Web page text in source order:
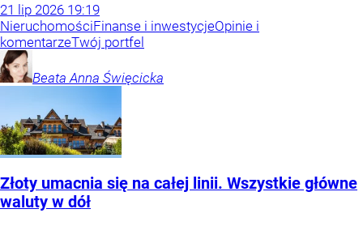
21 lip 2026 19:19
NieruchomościFinanse i inwestycjeOpinie i
komentarzeTwój portfel
Beata Anna Święcicka
Złoty umacnia się na całej linii. Wszystkie główne
waluty w dół